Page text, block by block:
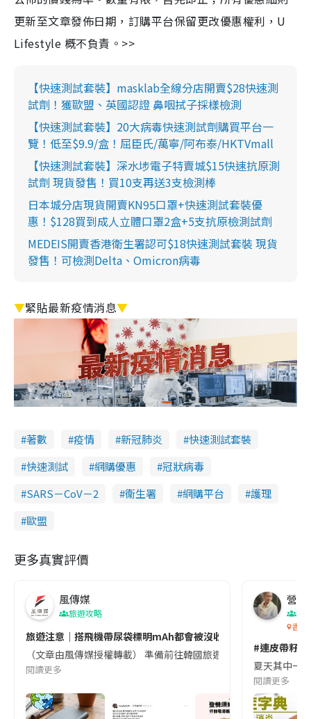
更新至文章發佈日期，訂購平台保留更改優惠權利，U
Lifestyle 概不負責。>>
【快速測試套裝】masklab全線分店開賣$28快速測
試劑！獲歐盟、英國認證 鼻咽拭子採樣檢測
【快速測試套裝】20大病毒快速測試劑購買平台一
覽！低至$9.9/盒！屈臣氏/萬寧/阿布泰/HKTVmall
【快速測試套裝】深水埗電子特賣城$15快速抗原測
試劑 現貨發售！買10支再送3支檢測棒
日本城分店現貨開賣KN95口罩+快速測試套裝優
惠！$128買到成人立體口罩2盒+5支抗原檢測試劑
MEDEIS開賣香港衛生署認可$18快速測試套裝 現貨
發售！可檢測Delta、Omicron病毒
▼緊貼最新疫情消息▼
著數 疫情 新冠肺炎
快速測試套裝
快速測試
網購優惠
冠狀病毒
SARS－CoV－2
衞生署 網購平台
護理
歐盟
更多真實評價
風傳媒
旅遊攻略
旅遊注意｜搭飛機帶尿袋標明mAh都會被沒收😱出發前切記檢查
（文章由風傳媒授權轉載） 準備前往韓國旅遊的民眾，近期要
閱讀更多
營養
香港
#連皮帶籽
夏天其中一
閱讀更多